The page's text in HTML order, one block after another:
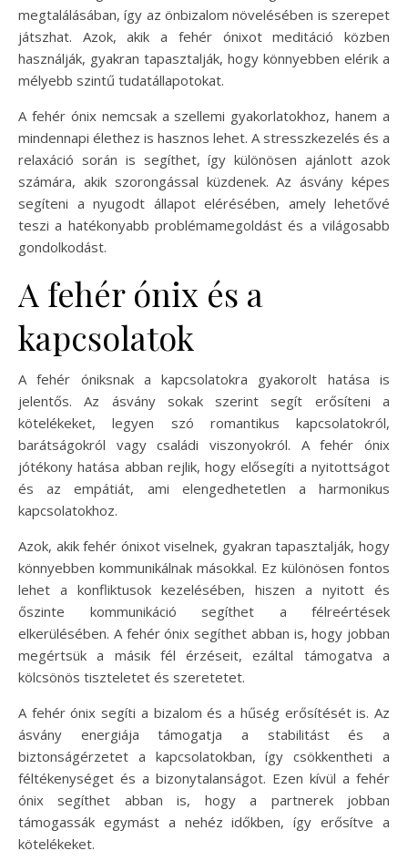
megtalálásában, így az önbizalom növelésében is szerepet
játszhat. Azok, akik a fehér ónixot meditáció közben
használják, gyakran tapasztalják, hogy könnyebben elérik a
mélyebb szintű tudatállapotokat.
A fehér ónix nemcsak a szellemi gyakorlatokhoz, hanem a
mindennapi élethez is hasznos lehet. A stresszkezelés és a
relaxáció során is segíthet, így különösen ajánlott azok
számára, akik szorongással küzdenek. Az ásvány képes
segíteni a nyugodt állapot elérésében, amely lehetővé
teszi a hatékonyabb problémamegoldást és a világosabb
gondolkodást.
A fehér ónix és a
kapcsolatok
A fehér óniksnak a kapcsolatokra gyakorolt hatása is
jelentős. Az ásvány sokak szerint segít erősíteni a
kötelékeket, legyen szó romantikus kapcsolatokról,
barátságokról vagy családi viszonyokról. A fehér ónix
jótékony hatása abban rejlik, hogy elősegíti a nyitottságot
és az empátiát, ami elengedhetetlen a harmonikus
kapcsolatokhoz.
Azok, akik fehér ónixot viselnek, gyakran tapasztalják, hogy
könnyebben kommunikálnak másokkal. Ez különösen fontos
lehet a konfliktusok kezelésében, hiszen a nyitott és
őszinte kommunikáció segíthet a félreértések
elkerülésében. A fehér ónix segíthet abban is, hogy jobban
megértsük a másik fél érzéseit, ezáltal támogatva a
kölcsönös tiszteletet és szeretetet.
A fehér ónix segíti a bizalom és a hűség erősítését is. Az
ásvány energiája támogatja a stabilitást és a
biztonságérzetet a kapcsolatokban, így csökkentheti a
féltékenységet és a bizonytalanságot. Ezen kívül a fehér
ónix segíthet abban is, hogy a partnerek jobban
támogassák egymást a nehéz időkben, így erősítve a
kötelékeket.